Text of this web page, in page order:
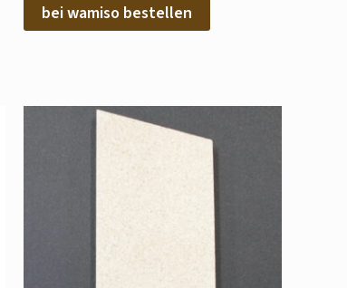
bei wamiso bestellen